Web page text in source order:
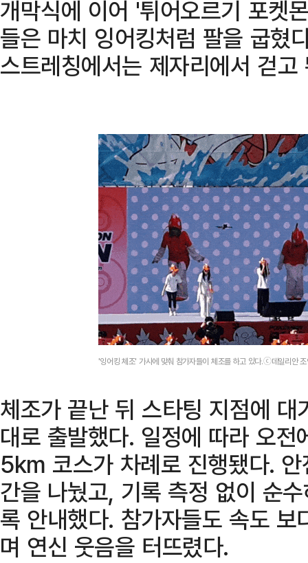
개막식에 이어 '튀어오르기 포켓
들은 마치 잉어킹처럼 팔을 굽혔
스트레칭에서는 제자리에서 걷
'잉어킹 체조' 가사에 맞춰 참가자들이 체조를 하고 있다.ⓒ데일리안
체조가 끝난 뒤 스타팅 지점에
대로 출발했다. 일정에 따라 오
5km 코스가 차례로 진행됐다.
간을 나눴고, 기록 측정 없이 순
록 안내했다. 참가자들도 속도
며 연신 웃음을 터뜨렸다.